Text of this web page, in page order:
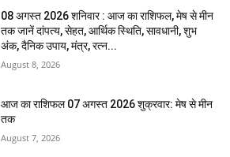
08 अगस्त 2026 शनिवार : आज का राशिफल, मेष से मीन
तक जानें दांपत्य, सेहत, आर्थिक स्थिति, सावधानी, शुभ
अंक, दैनिक उपाय, मंत्र, रत्न...
August 8, 2026
आज का राशिफल 07 अगस्त 2026 शुक्रवार: मेष से मीन
तक
August 7, 2026